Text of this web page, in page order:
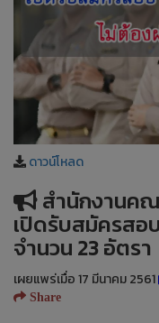
ดาวน์โหลด
สำนักงานคณ
เปิดรับสมัครสอ
จำนวน 23 อัตรา
เผยแพร่เมื่อ 17 มีนาคม 2561
Share